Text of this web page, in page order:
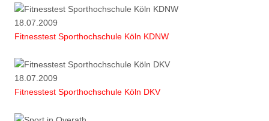
18.07.2009
Fitnesstest Sporthochschule Köln KDNW
18.07.2009
Fitnesstest Sporthochschule Köln DKV